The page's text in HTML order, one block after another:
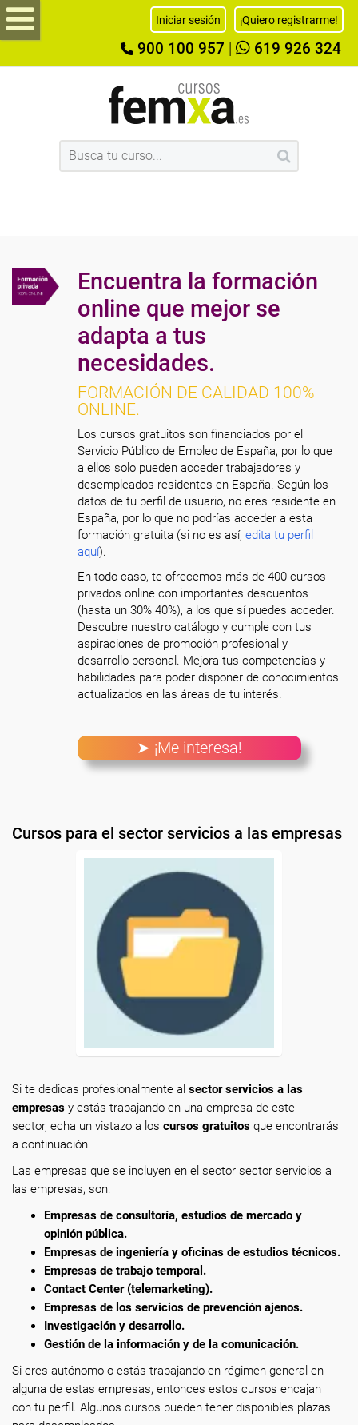
Iniciar sesión ¡Quiero registrarme!
900 100 957 619 926 324
Encuentra la formación
online que mejor se
adapta a tus
necesidades.
FORMACIÓN DE CALIDAD 100%
ONLINE.
Los cursos gratuitos son financiados por el
Servicio Público de Empleo de España, por lo que
a ellos solo pueden acceder trabajadores y
desempleados residentes en España. Según los
datos de tu perfil de usuario, no eres residente en
España, por lo que no podrías acceder a esta
formación gratuita (si no es así,edita tu perfil
aquí).
En todo caso, te ofrecemos más de 400 cursos
privados online con importantes descuentos
(hasta un 30% 40%), a los que sí puedes acceder.
Descubre nuestro catálogo y cumple con tus
aspiraciones de promoción profesional y
desarrollo personal. Mejora tus competencias y
habilidades para poder disponer de conocimientos
actualizados en las áreas de tu interés.
➤ ¡Me interesa!
Cursos para el sector servicios a las empresas
Si te dedicas profesionalmente al sector servicios a las
empresas y estás trabajando en una empresa de este
sector, echa un vistazo a los cursos gratuitos que encontrarás
a continuación.
Las empresas que se incluyen en el sector sector servicios a
las empresas, son:
Empresas de consultoría, estudios de mercado y
opinión pública.
Empresas de ingeniería y oficinas de estudios técnicos.
Empresas de trabajo temporal.
Contact Center (telemarketing).
Empresas de los servicios de prevención ajenos.
Investigación y desarrollo.
Gestión de la información y de la comunicación.
Si eres autónomo o estás trabajando en régimen general en
alguna de estas empresas, entonces estos cursos encajan
con tu perfil. Algunos cursos pueden tener disponibles plazas